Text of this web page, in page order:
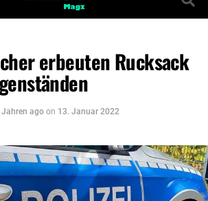
erbeuten Rucksack
Jahren ago on 13. Januar 2022